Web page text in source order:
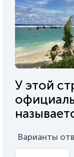
У этой
Варианты